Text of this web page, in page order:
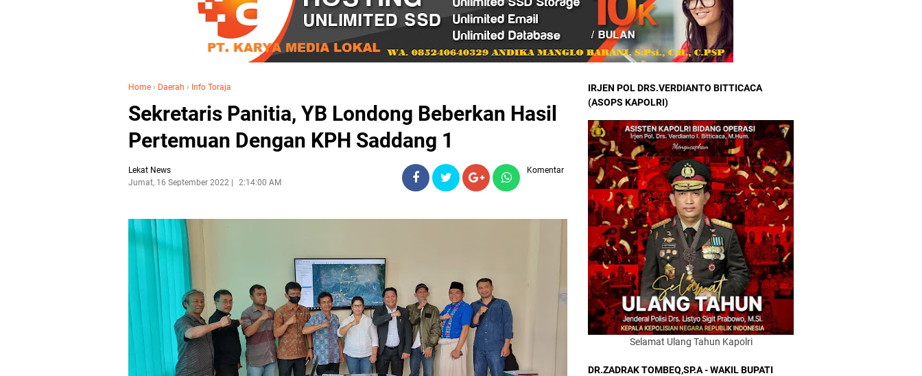
Home › Daerah › Info Toraja
Sekretaris Panitia, YB Londong Beberkan Hasil
Pertemuan Dengan KPH Saddang 1
Lekat News
Jumat, 16 September 2022
2:14:00 AM
Komentar
IRJEN POL DRS.VERDIANTO BITTICACA
(ASOPS KAPOLRI)
Selamat Ulang Tahun Kapolri
DR.ZADRAK TOMBEQ,SP.A - WAKIL BUPATI